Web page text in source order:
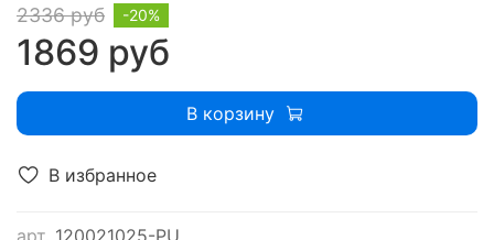
В избранное
арт. 120021025-PU
2336 руб
1869 руб
-20%
В корзину